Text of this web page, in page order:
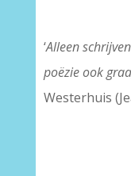
‘Alleen
poëzie ook
Westerhuis